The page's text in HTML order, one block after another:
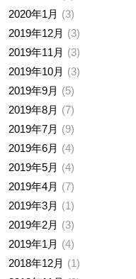
2020年1月
3
2019年12月
3
2019年11月
3
2019年10月
3
2019年9月
5
2019年8月
7
2019年7月
9
2019年6月
4
2019年5月
4
2019年4月
7
2019年3月
1
2019年2月
3
2019年1月
4
2018年12月
1